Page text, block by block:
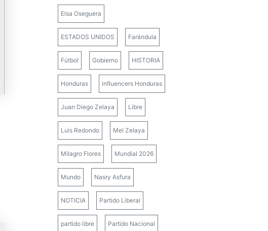
Elsa Oseguera
ESTADOS UNIDOS Farándula
Fútbol Gobierno HISTORIA
Honduras influencers Honduras
Juan Diego Zelaya Libre
Luis Redondo Mel Zelaya
Milagro Flores Mundial 2026
Mundo Nasry Asfura
NOTICIA Partido Liberal
partido libre Partido Nacional